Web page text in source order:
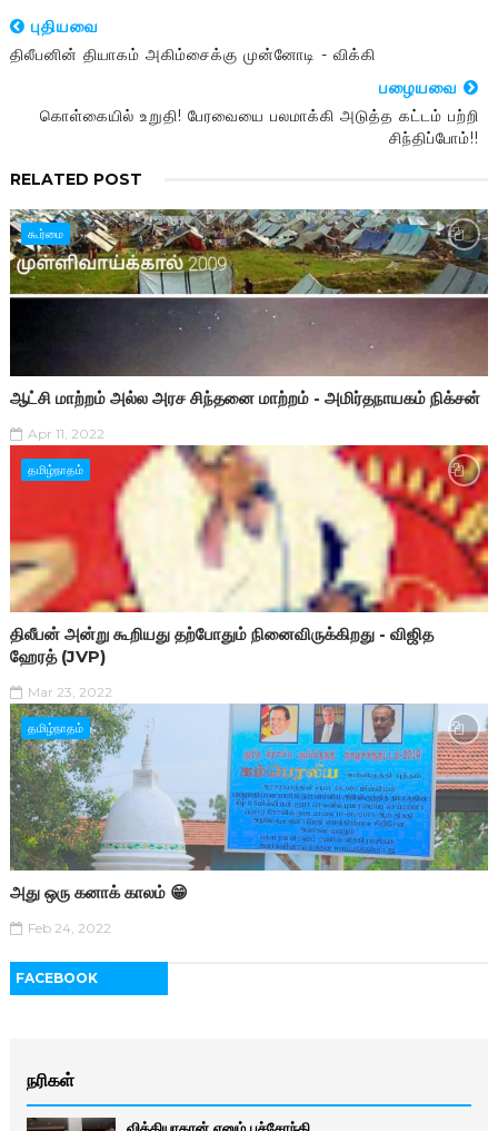
புதியவை
திலீபனின் தியாகம் அகிம்சைக்கு முன்னோடி - விக்கி
பழையவை
கொள்கையில் உறுதி! பேரவையை பலமாக்கி அடுத்த கட்டம் பற்றி
சிந்திப்போம்!!
RELATED POST
கூர்மை
ஆட்சி மாற்றம் அல்ல அரச சிந்தனை மாற்றம் - அமிர்தநாயகம் நிக்சன்
Apr 11, 2022
தமிழ்நாதம்
திலீபன் அன்று கூறியது தற்போதும் நினைவிருக்கிறது - விஜித
ஹேரத் (JVP)
Mar 23, 2022
தமிழ்நாதம்
அது ஒரு கனாக் காலம் 😁
Feb 24, 2022
FACEBOOK
நரிகள்